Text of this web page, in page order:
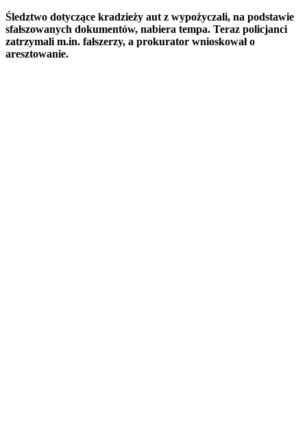
Śledztwo dotyczące kradzieży aut z wypożyczali, na podstawie
sfałszowanych dokumentów, nabiera tempa. Teraz policjanci
zatrzymali m.in. fałszerzy, a prokurator wnioskował o
aresztowanie.